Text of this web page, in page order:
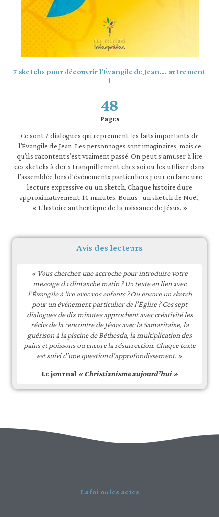
7 sketchs pour découvrir l'Évangile de Jean... autrement
!
48
Pages
Ce sont 7 dialogues qui reprennent les faits importants de
l’Évangile de Jean. Les personnages sont imaginaires, mais ce
qu’ils racontent s’est vraiment passé. On peut s’amuser à lire
ces sketchs à deux tranquillement chez soi ou les utiliser dans
l’assemblée lors d’événements particuliers pour en faire une
lecture expressive ou un sketch. Chaque histoire dure
approximativement 10 minutes. Bonus : un sketch de Noël,
« L’histoire authentique de la naissance de Jésus. »
Avis des lecteurs
« Vous cherchez une accroche pour introduire votre
message du dimanche matin ? Un texte en lien avec
l’Évangile à lire avec vos enfants ? Ou encore un sketch
pour un événement particulier de l’Église ? Ces sept
dialogues de dix minutes approchent avec créativité les
récits de la rencontre de Jésus avec la Samaritaine, la
guérison à la piscine de Béthesda, la multiplication des
pains et poissons ou encore la résurrection. Chaque texte
est suivi d’une question d’approfondissement. »
Le journal« Christianisme aujourd’hui »
La foi ou les actes